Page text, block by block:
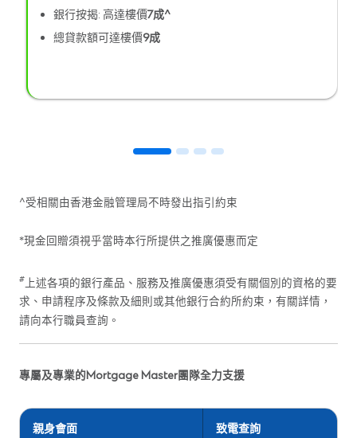
銀行按揭: 高達樓價7成^
總貸款額可達樓價9成
^受相關由香港金融管理局不時發出指引約束
*現金回贈須視乎當時本行所提供之推廣優惠而定
# 上述各項的銀行產品、服務及推廣優惠須受有關個別的資格的要
求、申請程序及條款及細則或其他銀行合約所約束，有關詳情，
請向本行職員查詢。
專屬及專業的Mortgage Master團隊全力支援
親身會面 致電查詢